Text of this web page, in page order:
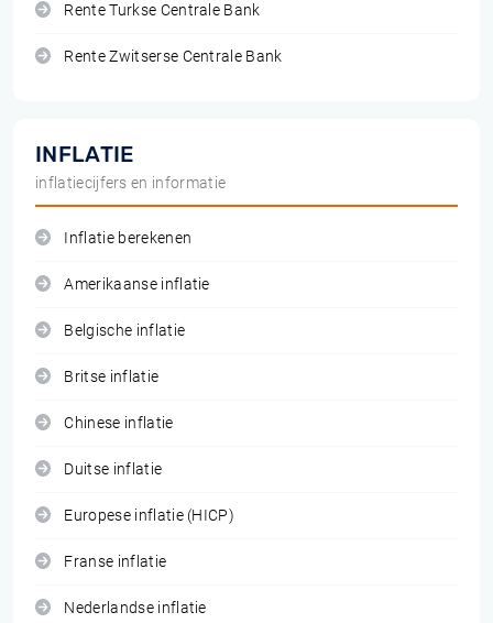
Rente Turkse Centrale Bank
Rente Zwitserse Centrale Bank
INFLATIE
inflatiecijfers en informatie
Inflatie berekenen
Amerikaanse inflatie
Belgische inflatie
Britse inflatie
Chinese inflatie
Duitse inflatie
Europese inflatie (HICP)
Franse inflatie
Nederlandse inflatie